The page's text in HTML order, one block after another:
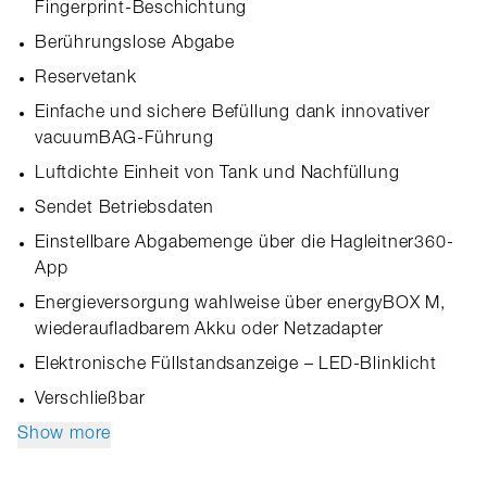
Fingerprint-Beschichtung
Berührungslose Abgabe
Reservetank
Einfache und sichere Befüllung dank innovativer
vacuumBAG-Führung
Luftdichte Einheit von Tank und Nachfüllung
Sendet Betriebsdaten
Einstellbare Abgabemenge über die Hagleitner360-
App
Energieversorgung wahlweise über energyBOX M,
wiederaufladbarem Akku oder Netzadapter
Elektronische Füllstandsanzeige – LED-Blinklicht
Verschließbar
Show more